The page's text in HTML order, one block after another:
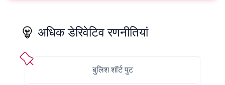
अधिक डेरिवेटिव रणनीतियां
बुलिश शॉर्ट पुट